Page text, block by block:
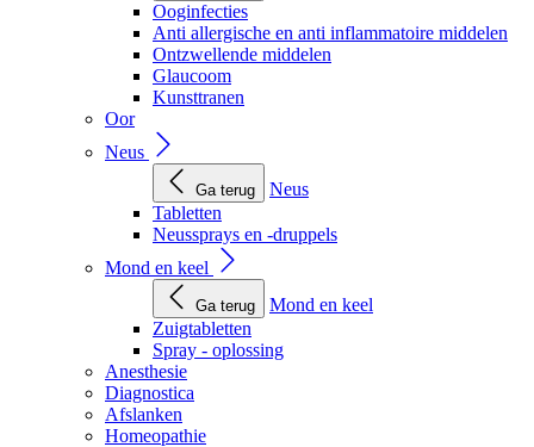
Ooginfecties
Anti allergische en anti inflammatoire middelen
Ontzwellende middelen
Glaucoom
Kunsttranen
Oor
Neus
Ga terug
Neus
Tabletten
Neussprays en -druppels
Mond en keel
Ga terug
Mond en keel
Zuigtabletten
Spray - oplossing
Anesthesie
Diagnostica
Afslanken
Homeopathie